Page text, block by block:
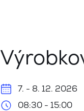
7. - 8. 12. 2026
08:30 - 15:00